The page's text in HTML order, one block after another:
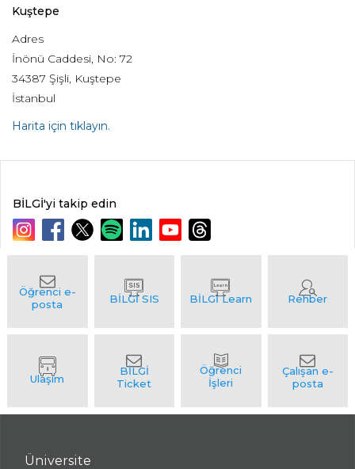
Kuştepe
Adres
İnönü Caddesi, No: 72
34387 Şişli, Kuştepe
İstanbul
Harita için tıklayın.
BİLGİ'yi takip edin
Üniversite